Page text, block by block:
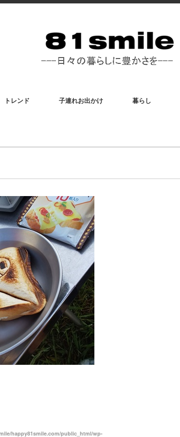
トレンド 子連れお出かけ 暮らし
happy81smile.com/public_html/wp-